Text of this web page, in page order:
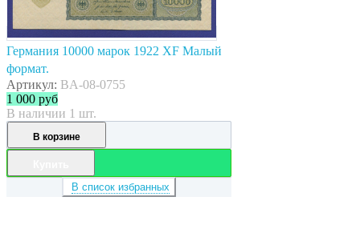
Германия 10000 марок 1922 XF Малый
формат.
Артикул: BA-08-0755
1 000 руб
В наличии 1 шт.
В корзине
В список избранных